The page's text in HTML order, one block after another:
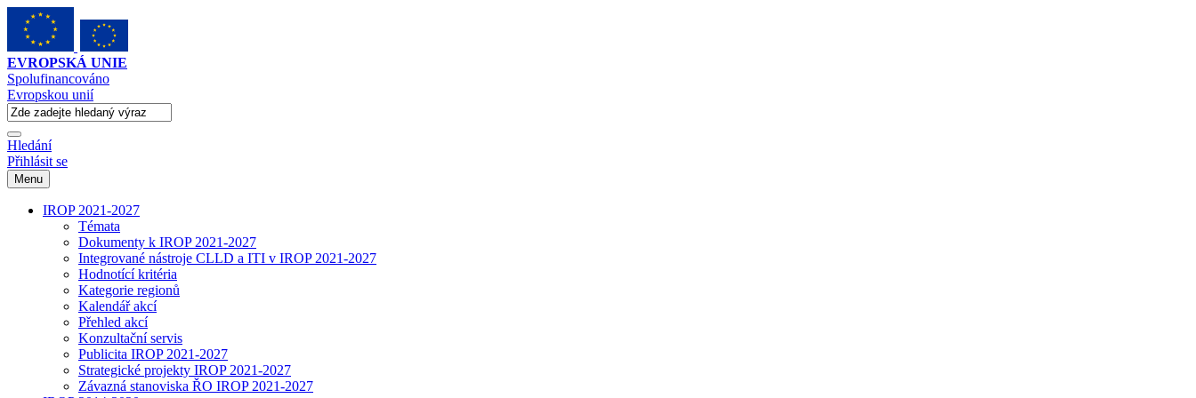
EVROPSKÁ UNIE
Spolufinancováno
Evropskou unií
Hledání
Přihlásit se
Menu
IROP 2021-2027
Témata
Dokumenty k IROP 2021-2027
Integrované nástroje CLLD a ITI v IROP 2021-2027
Hodnotící kritéria
Kategorie regionů
Kalendář akcí
Přehled akcí
Konzultační servis
Publicita IROP 2021-2027
Strategické projekty IROP 2021-2027
Závazná stanoviska ŘO IROP 2021-2027